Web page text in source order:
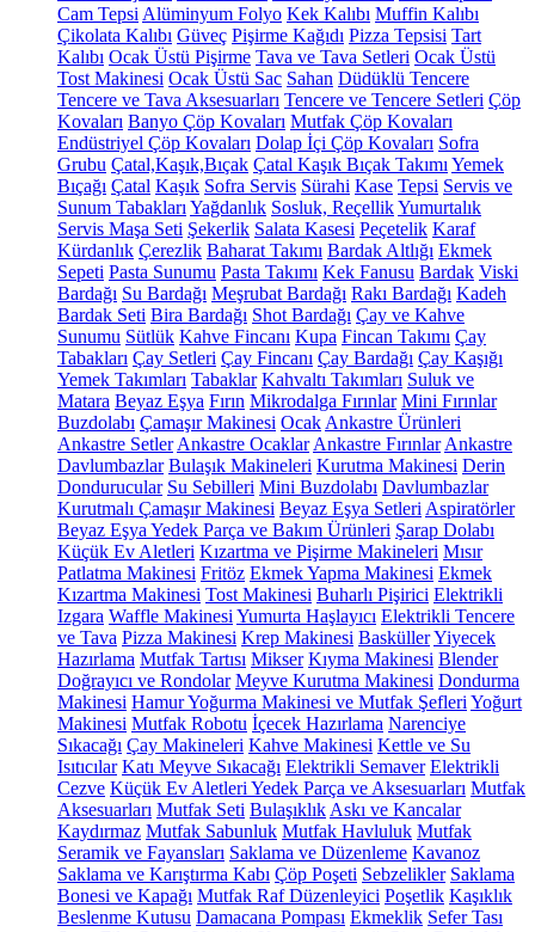
Cam Tepsi Alüminyum Folyo Kek Kalıbı Muffin Kalıbı
Çikolata Kalıbı Güveç Pişirme Kağıdı Pizza Tepsisi Tart
Kalıbı Ocak Üstü Pişirme Tava ve Tava Setleri Ocak Üstü
Tost Makinesi Ocak Üstü Sac Sahan Düdüklü Tencere
Tencere ve Tava Aksesuarları Tencere ve Tencere Setleri Çöp
Kovaları Banyo Çöp Kovaları Mutfak Çöp Kovaları
Endüstriyel Çöp Kovaları Dolap İçi Çöp Kovaları Sofra
Grubu Çatal,Kaşık,Bıçak Çatal Kaşık Bıçak Takımı Yemek
Bıçağı Çatal Kaşık Sofra Servis Sürahi Kase Tepsi Servis ve
Sunum Tabakları Yağdanlık Sosluk, ReçellikYumurtalık
Servis Maşa Seti Şekerlik Salata Kasesi Peçetelik Karaf
Kürdanlık Çerezlik Baharat Takımı Bardak Altlığı Ekmek
Sepeti Pasta Sunumu Pasta Takımı Kek Fanusu Bardak Viski
Bardağı Su Bardağı Meşrubat Bardağı Rakı Bardağı Kadeh
Bardak Seti Bira Bardağı Shot Bardağı Çay ve Kahve
Sunumu Sütlük Kahve Fincanı Kupa Fincan Takımı Çay
Tabakları Çay Setleri Çay Fincanı Çay Bardağı Çay Kaşığı
Yemek Takımları Tabaklar Kahvaltı Takımları Suluk ve
Matara Beyaz Eşya Fırın Mikrodalga Fırınlar Mini Fırınlar
Buzdolabı Çamaşır Makinesi Ocak Ankastre Ürünleri
Ankastre Setler Ankastre Ocaklar Ankastre Fırınlar Ankastre
Davlumbazlar Bulaşık Makineleri Kurutma Makinesi Derin
Dondurucular Su Sebilleri Mini Buzdolabı Davlumbazlar
Kurutmalı Çamaşır Makinesi Beyaz Eşya Setleri Aspiratörler
Beyaz Eşya Yedek Parça ve Bakım Ürünleri Şarap Dolabı
Küçük Ev Aletleri Kızartma ve Pişirme Makineleri Mısır
Patlatma Makinesi Fritöz Ekmek Yapma Makinesi Ekmek
Kızartma Makinesi Tost Makinesi Buharlı Pişirici Elektrikli
Izgara Waffle Makinesi Yumurta Haşlayıcı Elektrikli Tencere
ve Tava Pizza Makinesi Krep Makinesi BasküllerYiyecek
Hazırlama Mutfak Tartısı Mikser Kıyma Makinesi Blender
Doğrayıcı ve Rondolar Meyve Kurutma Makinesi Dondurma
Makinesi Hamur Yoğurma Makinesi ve Mutfak Şefleri Yoğurt
Makinesi Mutfak Robotu İçecek Hazırlama Narenciye
Sıkacağı Çay Makineleri Kahve Makinesi Kettle ve Su
Isıtıcılar Katı Meyve Sıkacağı Elektrikli Semaver Elektrikli
Cezve Küçük Ev Aletleri Yedek Parça ve Aksesuarları Mutfak
Aksesuarları Mutfak Seti Bulaşıklık Askı ve Kancalar
Kaydırmaz Mutfak Sabunluk Mutfak Havluluk Mutfak
Seramik ve Fayansları Saklama ve Düzenleme Kavanoz
Saklama ve Karıştırma Kabı Çöp Poşeti Sebzelikler Saklama
Bonesi ve Kapağı Mutfak Raf Düzenleyici Poşetlik Kaşıklık
Beslenme Kutusu Damacana Pompası Ekmeklik Sefer Tası